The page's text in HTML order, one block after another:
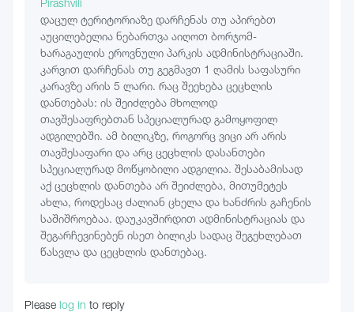
დაცულ ტერიტორიაზე დარჩენას თუ აპირებთ
აუცილებელია ნებართვა აიღოთ ბორჯომ-
ხარაგაულის ეროვნული პარკის ადმინისტრაციაში.
კარვით დარჩენას თუ გეგმავთ 1 ღამის საფასური
კარავზე არის 5 ლარი. რაც შეეხება ცეცხლის
დანთებას: ის შეიძლება მხოლოდ
თავშესაფრებთან სპეციალურად გამოყოფილ
ადგილებში. ამ ბილიკზე, როგორც ვიცი არ არის
თავშესაფარი და არც ცეცხლის დასანთები
სპეციალურად მოწყობილი ადგილია. შესაბამისად
აქ ცეცხლის დანთება არ შეიძლება, მითუმეტეს
ახლა, როდესაც ძალიან ცხელა და ხანძრის გაჩენის
საშიშროებაა. დაუკავშირდით ადმინისტრაციას და
შეგარჩევინებენ ისეთ ბილიკს სადაც შეგეხლებათ
წასვლა და ცეცხლის დანთებაც.
Please log in to reply